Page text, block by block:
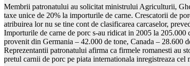
Membrii patronatului au solicitat ministrului Agriculturii,
taxe unice de 20% la importurile de carne. Crescatorii de
atribuirea lor nu se tine cont de clasificarea carcaselor,
Importurile de carne de porc s-au ridicat in 2005 la
provenit din Germania – 42.000 de tone, Canada – 28.600
Reprezentantii patronatului afirma ca firmele romanesti au
pretul carnii de porc pe piata internationala inregistreaza